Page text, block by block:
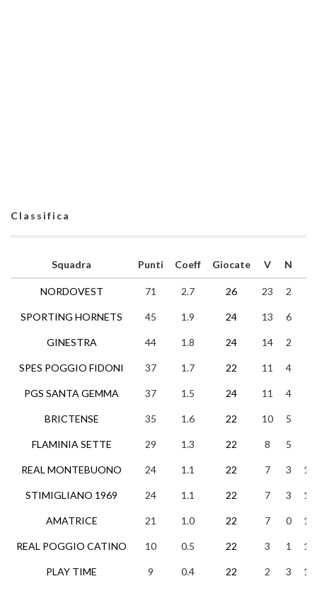
Classifica
Squadra
NORDOVEST
SPORTING HORNETS
GINESTRA
SPES POGGIO FIDONI
PGS SANTA GEMMA
BRICTENSE
FLAMINIA SETTE
REAL MONTEBUONO
STIMIGLIANO 1969
AMATRICE
REAL POGGIO CATINO
PLAY TIME
Punti Coeff Giocate V N
71 2.7 26 23 2
45 1.9 24 13 6
44 1.8 24 14 2
37 1.7 22 11 4
37 1.5 24 11 4
35 1.6 22 10 5
29 1.3 22 8 5
24 1.1 22 7 3 12
24 1.1 22 7 3 12
21 1.0 22 7 0 15
10 0.5 22 3 1 18
9 0.4 22 2 3 17